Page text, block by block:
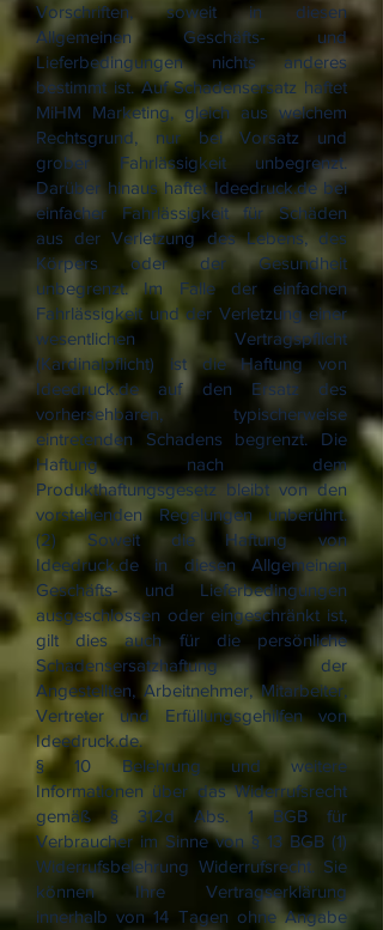
Vorschriften, soweit in diesen
Allgemeinen Geschäfts- und
Lieferbedingungen nichts anderes
bestimmt ist. Auf Schadensersatz haftet
MiHM Marketing, gleich aus welchem
Rechtsgrund, nur bei Vorsatz und
grober Fahrlässigkeit unbegrenzt.
Darüber hinaus haftet Ideedruck.de bei
einfacher Fahrlässigkeit für Schäden
aus der Verletzung des Lebens, des
Körpers oder der Gesundheit
unbegrenzt. Im Falle der einfachen
Fahrlässigkeit und der Verletzung einer
wesentlichen Vertragspflicht
(Kardinalpflicht) ist die Haftung von
Ideedruck.de auf den Ersatz des
vorhersehbaren, typischerweise
eintretenden Schadens begrenzt. Die
Haftung nach dem
Produkthaftungsgesetz bleibt von den
vorstehenden Regelungen unberührt.
(2) Soweit die Haftung von
Ideedruck.de in diesen Allgemeinen
Geschäfts- und Lieferbedingungen
ausgeschlossen oder eingeschränkt ist,
gilt dies auch für die persönliche
Schadensersatzhaftung der
Angestellten, Arbeitnehmer, Mitarbeiter,
Vertreter und Erfüllungsgehilfen von
Ideedruck.de.
§ 10 Belehrung und weitere
Informationen über das Widerrufsrecht
gemäß § 312d Abs. 1 BGB für
Verbraucher im Sinne von § 13 BGB (1)
Widerrufsbelehrung Widerrufsrecht. Sie
können Ihre Vertragserklärung
innerhalb von 14 Tagen ohne Angabe